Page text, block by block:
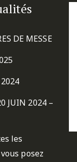
DE MESSE
JUIN 2024 –
les
posez